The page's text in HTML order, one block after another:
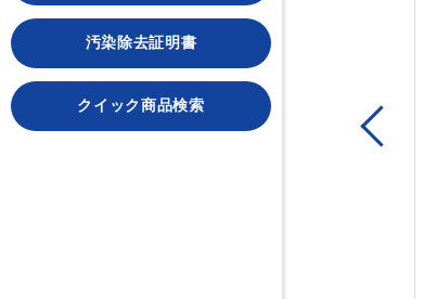
汚染除去証明書
クイック商品検索